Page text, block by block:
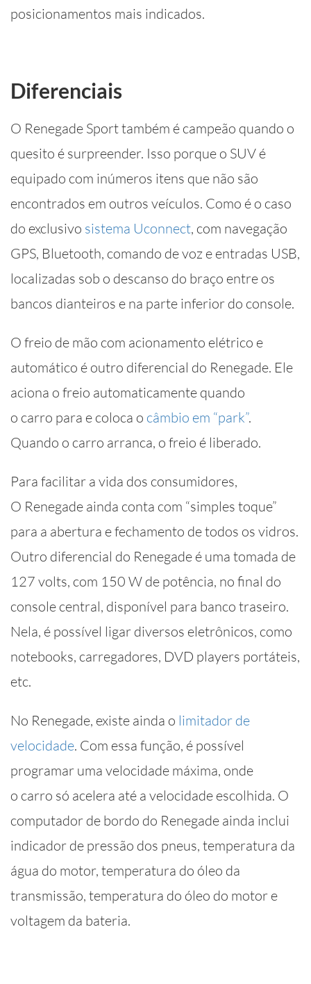
posicionamentos mais indicados.
Diferenciais
O Renegade Sport também é campeão quando o
quesito é surpreender. Isso porque o SUV é
equipado com inúmeros itens que não são
encontrados em outros veículos. Como é o caso
do exclusivo sistema Uconnect, com navegação
GPS, Bluetooth, comando de voz e entradas USB,
localizadas sob o descanso do braço entre os
bancos dianteiros e na parte inferior do console.
O freio de mão com acionamento elétrico e
automático é outro diferencial do Renegade. Ele
aciona o freio automaticamente quando
o carro para e coloca o câmbio em “park”.
Quando o carro arranca, o freio é liberado.
Para facilitar a vida dos consumidores,
O Renegade ainda conta com “simples toque”
para a abertura e fechamento de todos os vidros.
Outro diferencial do Renegade é uma tomada de
127 volts, com 150 W de potência, no final do
console central, disponível para banco traseiro.
Nela, é possível ligar diversos eletrônicos, como
notebooks, carregadores, DVD players portáteis,
etc.
No Renegade, existe ainda o limitador de
velocidade. Com essa função, é possível
programar uma velocidade máxima, onde
o carro só acelera até a velocidade escolhida. O
computador de bordo do Renegade ainda inclui
indicador de pressão dos pneus, temperatura da
água do motor, temperatura do óleo da
transmissão, temperatura do óleo do motor e
voltagem da bateria.